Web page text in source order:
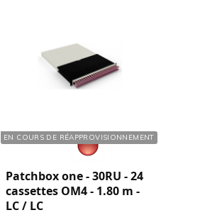
EN COURS DE RÉAPPROVISIONNEMENT
Réf. : 165629
Patchbox one - 30RU - 24
cassettes OM4 - 1.80 m -
LC / LC